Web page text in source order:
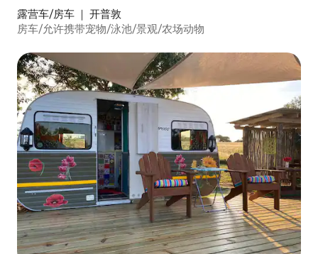
露营车/房车 ｜ 开普敦
房车/允许携带宠物/泳池/景观/农场动物